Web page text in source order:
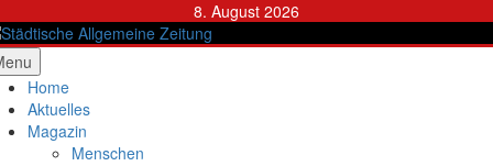
to
content
8. August 2026
Allgemeine Zeitung
Home
Aktuelles
Magazin
Menschen